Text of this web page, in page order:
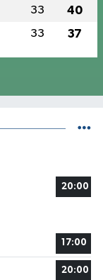
33 40
33 37
20:00
17:00
20:00